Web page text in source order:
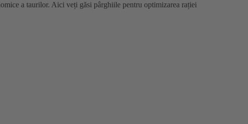
a taurilor. Aici veți găsi pârghiile pentru optimizarea rației